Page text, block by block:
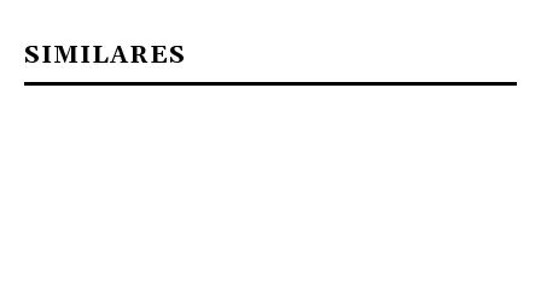
SIMILARES